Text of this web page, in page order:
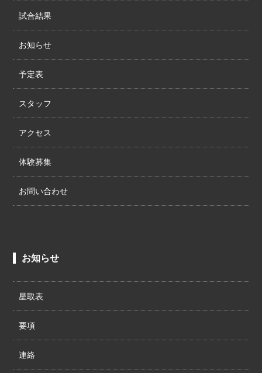
試合結果
お知らせ
予定表
スタッフ
アクセス
体験募集
お問い合わせ
お知らせ
星取表
要項
連絡